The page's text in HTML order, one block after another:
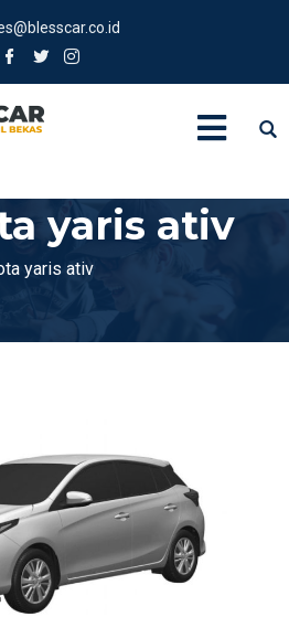
yaris ativ
yaris ativ